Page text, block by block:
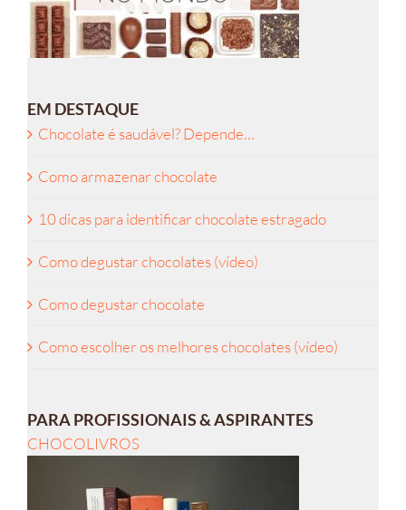
EM DESTAQUE
Chocolate é saudável? Depende…
Como armazenar chocolate
10 dicas para identificar chocolate estragado
Como degustar chocolates (vídeo)
Como degustar chocolate
Como escolher os melhores chocolates (vídeo)
PARA PROFISSIONAIS & ASPIRANTES
CHOCOLIVROS